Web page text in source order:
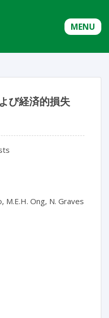
MENU
び経済的損失
M.E.H. Ong, N. Graves